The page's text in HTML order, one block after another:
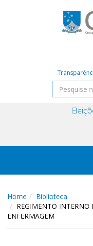
Home
Biblioteca
REGIMENTO INTERNO
ENFERMAGEM